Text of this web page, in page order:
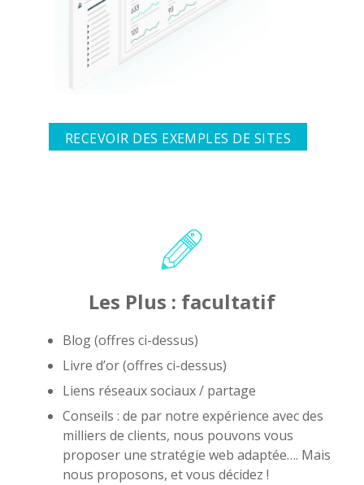
RECEVOIR DES EXEMPLES DE SITES
Les Plus : facultatif
Blog (offres ci-dessus)
Livre d’or (offres ci-dessus)
Liens réseaux sociaux / partage
Conseils : de par notre expérience avec des
milliers de clients, nous pouvons vous
proposer une stratégie web adaptée…. Mais
nous proposons, et vous décidez !